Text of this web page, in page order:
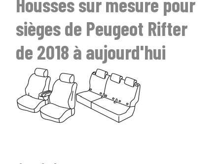
sièges de Peugeot Rifter
de 2018 à aujourd'hui